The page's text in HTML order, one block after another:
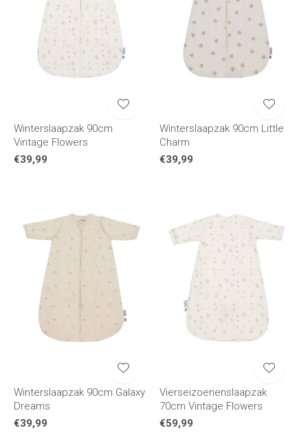
Winterslaapzak 90cm
Vintage Flowers
€39,99
Winterslaapzak 90cm Little
Charm
€39,99
Winterslaapzak 90cm Galaxy
Dreams
€39,99
Vierseizoenenslaapzak
70cm Vintage Flowers
€59,99